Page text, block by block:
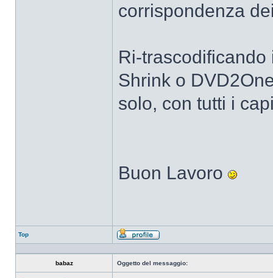
corrispondenza
Ri-
Shrink o
solo, con tutti i
Buon Lavoro
Top
Profilo
babaz Oggetto del messaggio: